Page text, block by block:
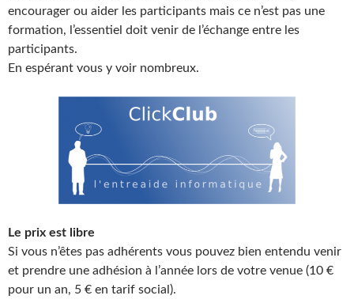
encourager ou aider les participants mais ce n’est pas une
formation, l’essentiel doit venir de l’échange entre les
participants.
En espérant vous y voir nombreux.
Le prix est libre
Si vous n’êtes pas adhérents vous pouvez bien entendu venir
et prendre une adhésion à l’année lors de votre venue (10 €
pour un an, 5 € en tarif social).